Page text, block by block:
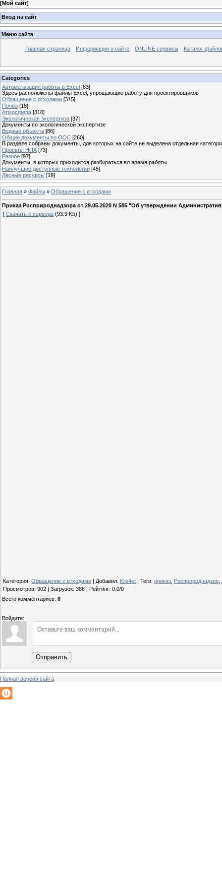
[Мой сайт]
Вход на сайт
Меню сайта
Главная страница Информация о сайте ONLINE сервисы Каталог
Categories
Автоматизация работы в Excel [83]
Здесь расположены файлы Excel, упрощающие работу для проектировщиков
Обращение с отходами [315]
Почва [18]
Атмосфера [310]
Экологическая экспертиза [37]
Документы по экологической экспертизе
Водные объекты [86]
Общие документы по ООС [260]
В разделе собраны документы, для которых на сайте не выделена отдельная
Проекты НПА [73]
Разное [97]
Документы, в которых приходится разбираться во время работы
Наилучшие доступные технологии [45]
Лесные ресурсы [19]
Главная » Файлы » Обращение с отходами
Приказ Росприроднадзора от 29.05.2020 N 585 "Об утверждении
[ Скачать с сервера (93.9 Kb) ]
Категория: Обращение с отходами Добавил: Kre4et Теги: приказ Росприроднадзор
Просмотров: 902 Загрузок: 388 Рейтинг: 0.0/0
Всего комментариев: 0
Войдите:
Отправить
Полная версия сайта